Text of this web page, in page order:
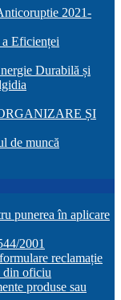
2021-
Eficienței
Durabilă și
ȘI
de muncă
punerea în aplicare
2001
reclamație
din oficiu
produse sau